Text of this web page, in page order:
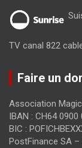
TV canal 822
Faire un
Association
IBAN : CH64
BIC :
PostFinance SA –